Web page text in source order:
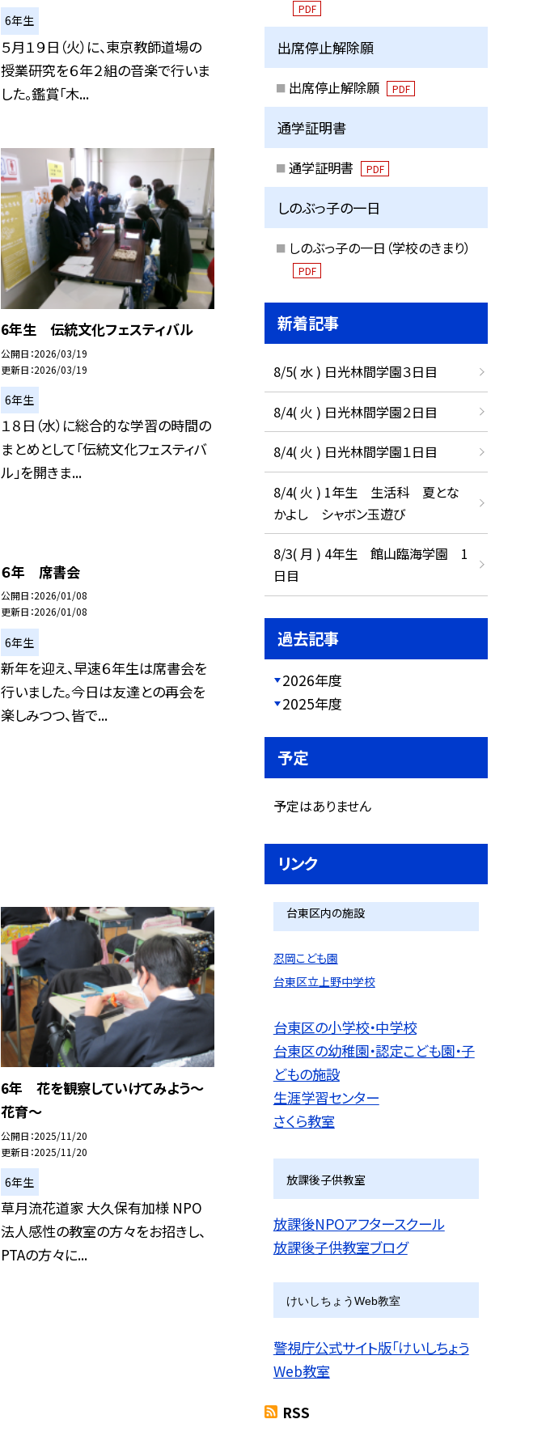
6年生
５月１９日（火）に、東京教師道場の
授業研究を６年２組の音楽で行いま
した。鑑賞「木...
6年生 伝統文化フェスティバル
公開日 2026/03/19
更新日 2026/03/19
6年生
１８日（水）に総合的な学習の時間の
まとめとして「伝統文化フェスティバ
ル」を開きま...
６年 席書会
公開日 2026/01/08
更新日 2026/01/08
6年生
新年を迎え、早速６年生は席書会を
行いました。今日は友達との再会を
楽しみつつ、皆で...
6年 花を観察していけてみよう～
花育～
公開日 2025/11/20
更新日 2025/11/20
6年生
草月流花道家 大久保有加様 NPO
法人感性の教室の方々をお招きし、
PTAの方々に...
PDF
出席停止解除願
出席停止解除願 PDF
通学証明書
通学証明書 PDF
しのぶっ子の一日
しのぶっ子の一日（学校のきまり）
PDF
新着記事
8/5( 水 ) 日光林間学園３日目
8/4( 火 ) 日光林間学園２日目
8/4( 火 ) 日光林間学園１日目
8/4( 火 ) 1年生 生活科 夏とな
かよし シャボン玉遊び
8/3( 月 ) 4年生 館山臨海学園 1
日目
過去記事
2026年度
2025年度
予定
予定はありません
リンク
台東区内の施設
忍岡こども園
台東区立上野中学校
台東区の小学校・中学校
台東区の幼稚園・認定こども園・子
どもの施設
生涯学習センター
さくら教室
放課後子供教室
放課後NPOアフタースクール
放課後子供教室ブログ
けいしちょうWeb教室
警視庁公式サイト版「けいしちょう
Web教室
RSS